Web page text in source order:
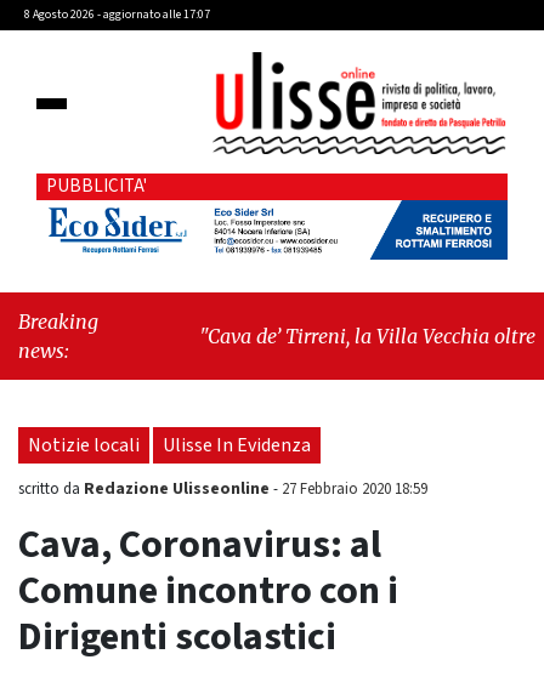
8 Agosto 2026 - aggiornato alle 17:07
PUBBLICITA'
Breaking
news:
"Cava de’ Tirreni, la Villa Vecchia oltre i
seduta consiliare: “Serve chiarezza!”"
Notizie locali Ulisse In Evidenza
scritto da Redazione Ulisseonline - 27 Febbraio 2020 18:59
Cava, Coronavirus: al
Comune incontro con i
Dirigenti scolastici